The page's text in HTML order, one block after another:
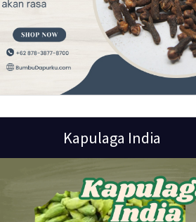
Kapulaga India